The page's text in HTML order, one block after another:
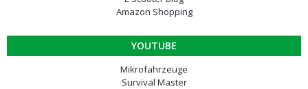
Amazon Shopping
YOUTUBE
Mikrofahrzeuge
Survival Master